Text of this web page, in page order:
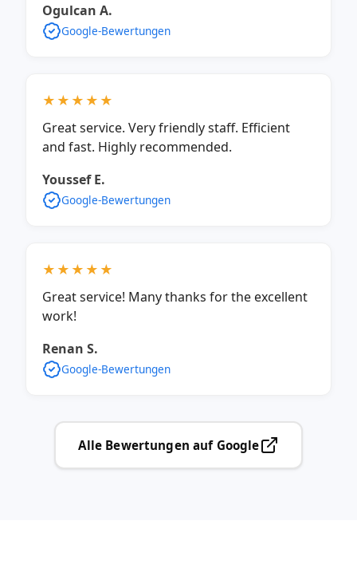
Ogulcan A.
Google-Bewertungen
★★★★★
Great service. Very friendly staff. Efficient
and fast. Highly recommended.
Youssef E.
Google-Bewertungen
★★★★★
Great service! Many thanks for the excellent
work!
Renan S.
Google-Bewertungen
Alle Bewertungen auf Google